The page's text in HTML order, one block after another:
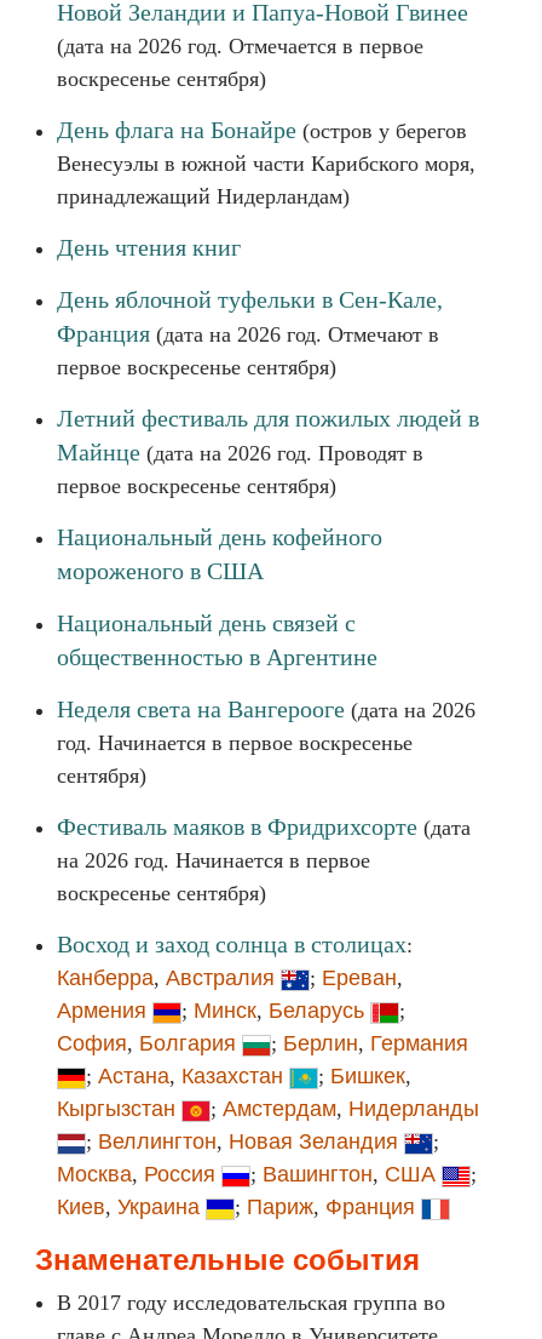
Новой Зеландии и Папуа-Новой Гвинее
(дата на 2026 год. Отмечается в первое
воскресенье сентября)
День флага на Бонайре (остров у берегов
Венесуэлы в южной части Карибского моря,
принадлежащий Нидерландам)
День чтения книг
День яблочной туфельки в Сен-Кале,
Франция (дата на 2026 год. Отмечают в
первое воскресенье сентября)
Летний фестиваль для пожилых людей в
Майнце (дата на 2026 год. Проводят в
первое воскресенье сентября)
Национальный день кофейного
мороженого в США
Национальный день связей с
общественностью в Аргентине
Неделя света на Вангерооге (дата на 2026
год. Начинается в первое воскресенье
сентября)
Фестиваль маяков в Фридрихсорте (дата
на 2026 год. Начинается в первое
воскресенье сентября)
Восход и заход солнца в столицах:
Канберра, Австралия ; Ереван,
Армения
; Минск, Беларусь
;
София, Болгария ; Берлин, Германия
; Астана, Казахстан ; Бишкек,
Кыргызстан
; Амстердам, Нидерланды
; Веллингтон, Новая Зеландия
;
Москва, Россия ; Вашингтон, США
;
Киев, Украина ; Париж, Франция
Знаменательные события
В 2017 году исследовательская группа во